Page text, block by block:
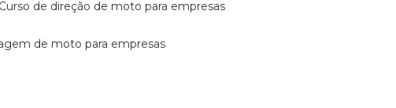
curso de direção de moto para empresas
de moto para empresas